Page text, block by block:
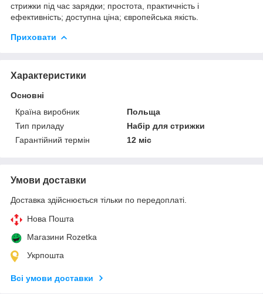
стрижки під час зарядки; простота, практичність і
ефективність; доступна ціна; європейська якість.
Приховати
Характеристики
Основні
Країна виробник
Польща
Тип приладу
Набір для стрижки
Гарантійний термін
12 міс
Умови доставки
Доставка здійснюється тільки по передоплаті.
Нова Пошта
Магазини Rozetka
Укрпошта
Всі умови доставки